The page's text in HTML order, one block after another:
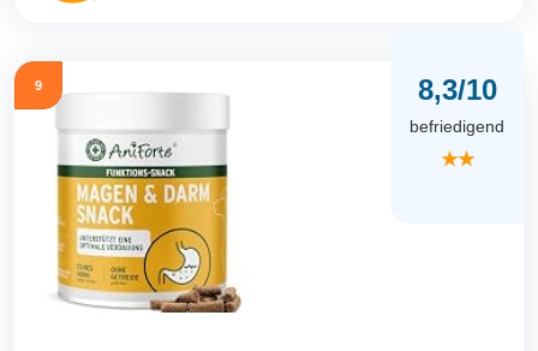
9 8,3/10
befriedigend
★★